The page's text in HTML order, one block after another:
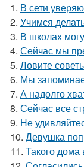
1. В сети
2. Учимся
3. В школах
4. Сейчас мы
5. Ловите
6. Мы
7. А надолго
8. Сейчас все
9. Не
10. Девушка
11. Такого дома